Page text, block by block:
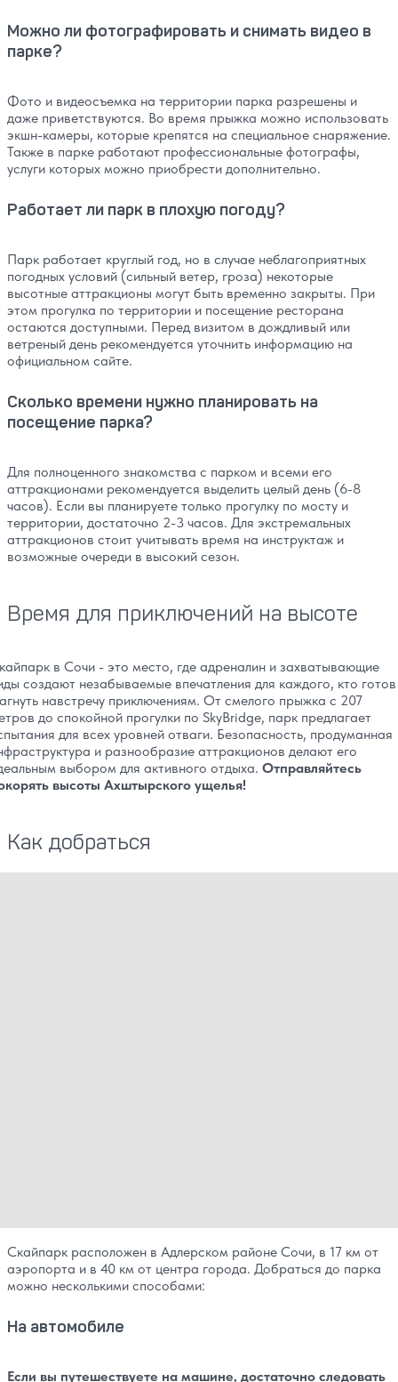
Можно ли фотографировать и снимать видео в
парке?
Фото и видеосъемка на территории парка разрешены и
даже приветствуются. Во время прыжка можно использовать
экшн-камеры, которые крепятся на специальное снаряжение.
Также в парке работают профессиональные фотографы,
услуги которых можно приобрести дополнительно.
Работает ли парк в плохую погоду?
Парк работает круглый год, но в случае неблагоприятных
погодных условий (сильный ветер, гроза) некоторые
высотные аттракционы могут быть временно закрыты. При
этом прогулка по территории и посещение ресторана
остаются доступными. Перед визитом в дождливый или
ветреный день рекомендуется уточнить информацию на
официальном сайте.
Сколько времени нужно планировать на
посещение парка?
Для полноценного знакомства с парком и всеми его
аттракционами рекомендуется выделить целый день (6-8
часов). Если вы планируете только прогулку по мосту и
территории, достаточно 2-3 часов. Для экстремальных
аттракционов стоит учитывать время на инструктаж и
возможные очереди в высокий сезон.
Время для приключений на высоте
в Сочи - это место, где адреналин и захватывающие
создают незабываемые впечатления для каждого, кто готов
навстречу приключениям. От смелого прыжка с 207
до спокойной прогулки по SkyBridge, парк предлагает
для всех уровней отваги. Безопасность, продуманная
и разнообразие аттракционов делают его
выбором для активного отдыха. Отправляйтесь
высоты Ахштырского ущелья!
Как добраться
Скайпарк расположен в Адлерском районе Сочи, в 17 км от
аэропорта и в 40 км от центра города. Добраться до парка
можно несколькими способами:
На автомобиле
Если вы путешествуете на машине, достаточно следовать